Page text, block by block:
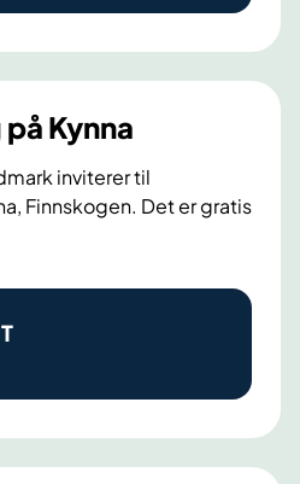
Kynna
inviterer til
Finnskogen. Det er gratis